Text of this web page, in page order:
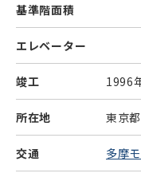
基準階面積
エレベーター
竣工 1996
所在地 東京
交通 多摩